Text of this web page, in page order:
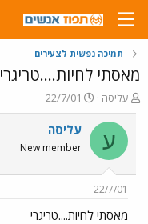
תמיכה נפשית לצעירים
מאסתי לחיות....טריגרי
פ
ו
ת
ח
ה
ש
א
עליסה
פ
ו
ר
ם
ר
22/7/01
ע עליסה
New member
22/7/01
מאסתי לחיות....טריגרי